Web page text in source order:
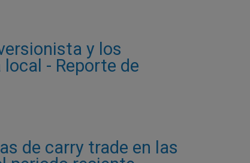
y los
- Reporte de
de carry trade en las